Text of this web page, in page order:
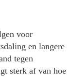
voor
en langere
tegen
sterk af van hoe